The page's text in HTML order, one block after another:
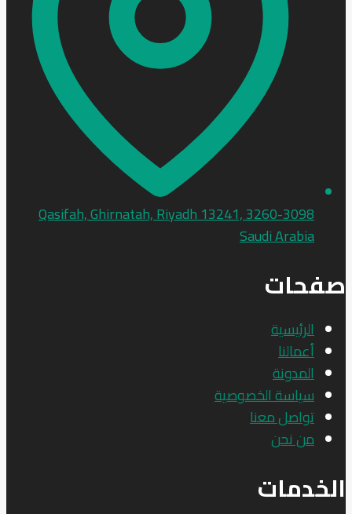
3260-3098 Qasifah, Ghirnatah, Riyadh 13241,
Saudi Arabia
صفحات
الرئيسية
أعمالنا
المدونة
سياسة الخصوصية
تواصل معنا
من نحن
الخدمات